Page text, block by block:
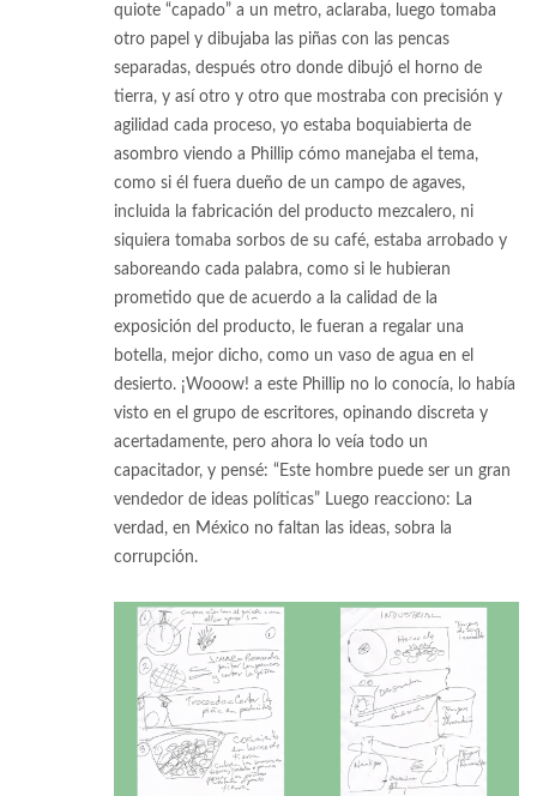
quiote “capado” a un metro, aclaraba, luego tomaba
otro papel y dibujaba las piñas con las pencas
separadas, después otro donde dibujó el horno de
tierra, y así otro y otro que mostraba con precisión y
agilidad cada proceso, yo estaba boquiabierta de
asombro viendo a Phillip cómo manejaba el tema,
como si él fuera dueño de un campo de agaves,
incluida la fabricación del producto mezcalero, ni
siquiera tomaba sorbos de su café, estaba arrobado y
saboreando cada palabra, como si le hubieran
prometido que de acuerdo a la calidad de la
exposición del producto, le fueran a regalar una
botella, mejor dicho, como un vaso de agua en el
desierto. ¡Wooow! a este Phillip no lo conocía, lo había
visto en el grupo de escritores, opinando discreta y
acertadamente, pero ahora lo veía todo un
capacitador, y pensé: “Este hombre puede ser un gran
vendedor de ideas políticas” Luego reacciono: La
verdad, en México no faltan las ideas, sobra la
corrupción.